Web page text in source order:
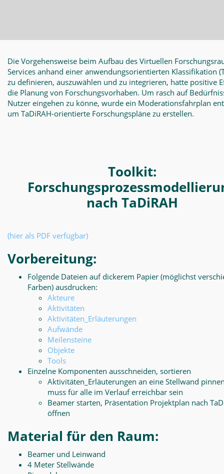
Die Vorgehensweise beim Aufbau des Virtuellen
Services anhand einer anwendungsorientierten Klassifikation
zu definieren, auszuwählen und zu integrieren, hatte positive
die Planung von Forschungsvorhaben. Um rasch auf
Nutzer eingehen zu könne, wurde ein Moderationsfahrplan
um TaDiRAH-orientierte Forschungspläne zu erstellen.
Toolkit:
nach TaDiRAH
(hier als PDF verfügbar)
Vorbereitung:
Folgende Dateien auf dickerem Papier (möglichst
Farben) ausdrucken:
Akteure
Aktivitäten
Aktivitäten_Erläuterungen
Aufwände
Meilensteine
Objekte
Tools
Einzelne Komponenten ausschneiden, sortieren
Aktivitäten_Erläuterungen an eine Stellwand
muss für alle im Verlauf erreichbar sein
Beamer starten, Präsentation Projektplan nach
öffnen
Material für den Raum:
Beamer und Leinwand
4 Meter Stellwände